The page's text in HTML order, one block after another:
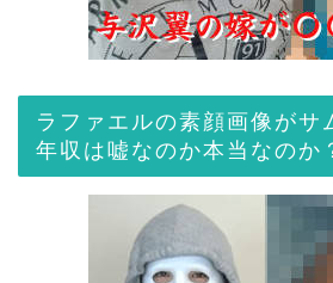
ラファエルの素顔画像がサ
年収は嘘なのか本当なのか